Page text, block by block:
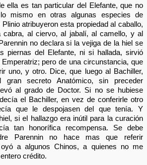
ella es tan particular del Elefante, que no
mismo en otras algunas especies de
atribuyeron esta propiedad al caballo,
al ciervo, al jabalí, al camello, y al
no declara si la vejiga de la hiel se
piernas del Elefante, ni si hallada, sirvió
pero de una circunstancia, que
uno, y otro. Dice, que luego al Bachiller,
gran secreto Anatómico, sin preceder
al grado de Doctor. Si no se hubiese
el Bachiller, en vez de conferirle otro
que le despojasen del que tenía. Y
si el hallazgo era inútil para la curación
tan honorífica recompensa. Se debe
Parennin no hace mas que referir
a algunos Chinos, a quienes no me
crédito.